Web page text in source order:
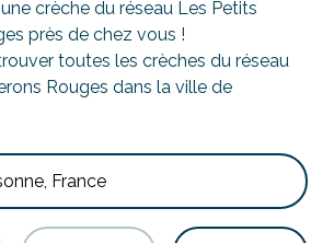
crèche du réseau Les Petits
près de chez vous !
toutes les crèches du réseau
Rouges dans la ville de